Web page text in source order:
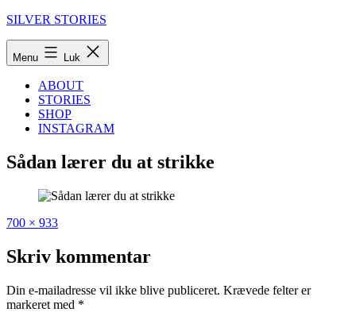
Fortsæt
SILVER STORIES
Menu Luk
ABOUT
STORIES
SHOP
INSTAGRAM
Sådan lærer du at strikke
Udgivet
Guide:
Sådan
du
at
Fuld
700 × 933
Skriv kommentar
Din e-mailadresse vil ikke blive publiceret. Krævede felter er
markeret med *